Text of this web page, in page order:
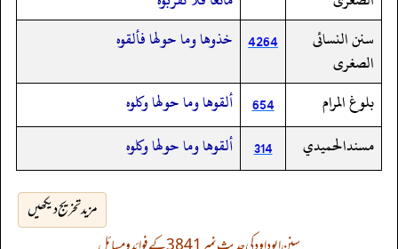
سنن النسائى
الصغرى
4264 خذوها وما حولها فألقوه
بلوغ المرام 654
ألقوها وما حولها وكلوه
مسندالحميدي
314 ألقوها وما حولها وكلوه
مزید تخریج دیکھیں